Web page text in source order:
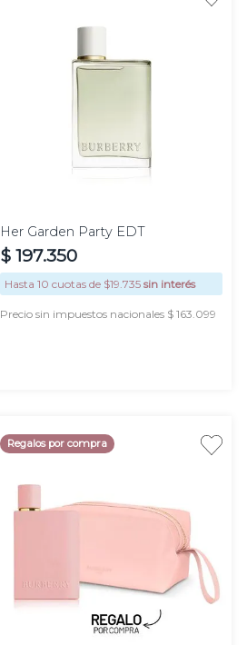
100
Her Garden Party EDT
$ 197.350
Hasta 10 cuotas de $19.735 sin interés
Precio sin impuestos nacionales $ 163.099
Regalos por compra